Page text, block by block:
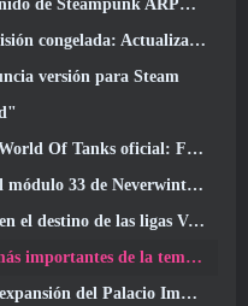
abordar las "preocupaciones clave de los jugadores"
Actualización Nix
versión para Steam
Fecha de lanzamiento de HEAT
de Neverwinter, Frío cortante
2 antes del lanzamiento del regreso de los Antiguos
de la temporada 8
una hoja de ruta de contenido "masiva"